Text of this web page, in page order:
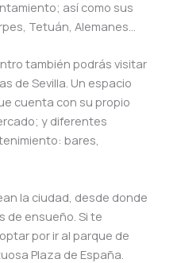
así como sus
Tetuán, Alemanes…
también podrás visitar
de Sevilla. Un espacio
cuenta con su propio
y diferentes
bares,
la ciudad, desde donde
de ensueño. Si te
por ir al parque de
Plaza de España.